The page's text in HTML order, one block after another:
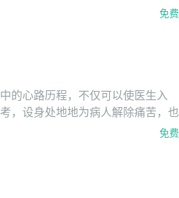
需要做的。死亡是一个过程，这个
，有助于缓和医患矛盾，能够更好
高峰论坛”旨在推进中国医学人文
膀——医学人文更加健康有力。
免费
的心路历程，不仅可以使医生入
，设身处地地为病人解除痛苦，也
在“漫谈叙事医学”系列课程中，凌
免费